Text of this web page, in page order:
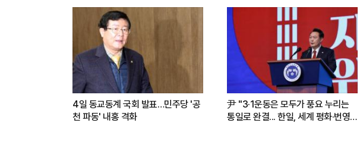
4일 동교동계 국회 발표…민주당 '공
천 파동' 내홍 격화
尹 "3·1운동은 모두가 풍요 누리는
통일로 완결... 한일, 세계 평화·번영